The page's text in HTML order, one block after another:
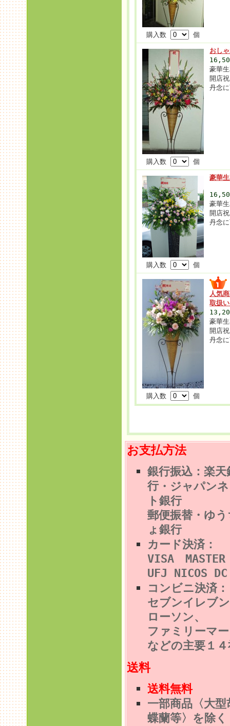
購入数 個
購入数 個
おし
豪華
開店
丹念
購入数 個
豪華
豪華
開店
丹念
購入数 個
人気
取扱
豪華
開店
丹念
お支払方法
銀行振込：楽天
行・ジャパン
ト銀行
郵便振替・ゆ
ょ銀行
カード決済：
VISA
UFJ NICOS DC
コンビニ決済
セブンイレブ
ローソン、
ファミリーマ
などの主要１
送料
送料無料
一部商品〈大型
蝶蘭等〉を除く